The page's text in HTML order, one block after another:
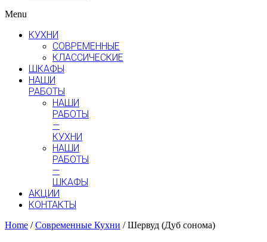
Menu
КУХНИ
СОВРЕМЕННЫЕ
КЛАССИЧЕСКИЕ
ШКАФЫ
НАШИ
РАБОТЫ
НАШИ
РАБОТЫ
—
КУХНИ
НАШИ
РАБОТЫ
—
ШКАФЫ
АКЦИИ
КОНТАКТЫ
Home /Современные Кухни / Шервуд (Дуб сонома)